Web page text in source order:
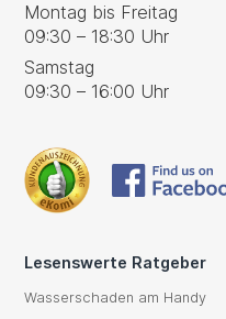
Montag bis Freitag
09:30 – 18:30 Uhr
Samstag
09:30 – 16:00 Uhr
Lesenswerte Ratgeber
Wasserschaden am Handy